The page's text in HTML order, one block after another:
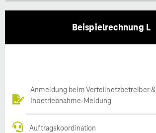
Beispielrechnung L
Anmeldung beim Verteilnetzbetreiber &
Inbetriebnahme-Meldung
Auftragskoordination